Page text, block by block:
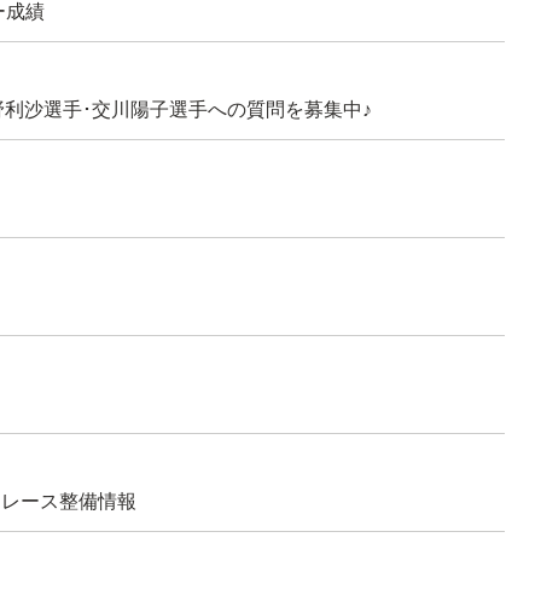
成績
利沙選手･交川陽子選手への質問を募集中♪
ース整備情報